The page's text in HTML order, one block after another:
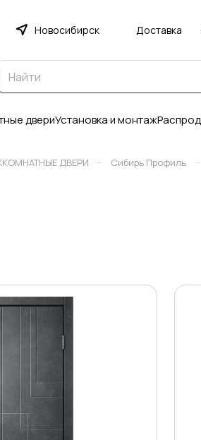
Новосибирск Доставка
двериУстановка и монтаж
ДВЕРИ – Сибирь Профиль –